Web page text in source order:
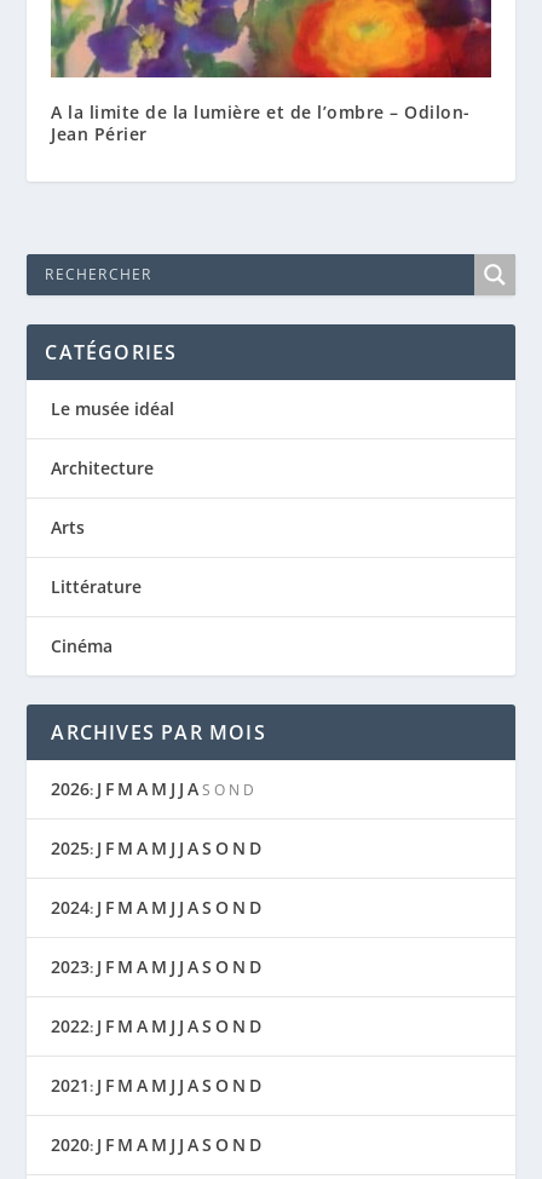
A la limite de la lumière et de l’ombre – Odilon-
Jean Périer
CATÉGORIES
Le musée idéal
Architecture
Arts
Littérature
Cinéma
ARCHIVES PAR MOIS
2026: J F M A M J J A S O N D
2025: J F M A M J J AS O N D
2024: J F M A M J J AS O N D
2023: J F M A M J J AS O N D
2022: J F M A M J J AS O N D
2021: J F M A M J J AS O N D
2020: J F M A M J J AS O N D